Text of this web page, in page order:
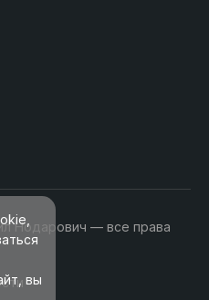
Нодарович — все права
вы